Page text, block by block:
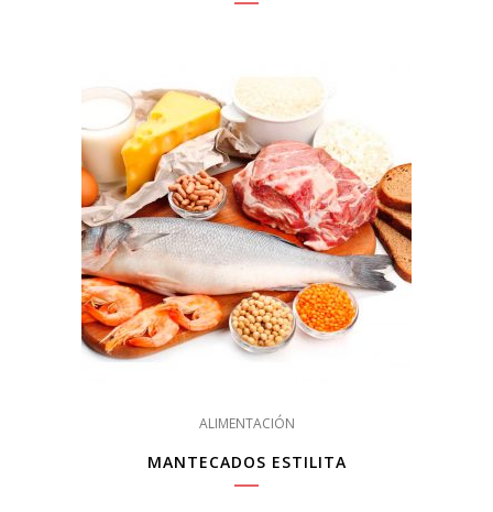
ALIMENTACIÓN
MANTECADOS ESTILITA